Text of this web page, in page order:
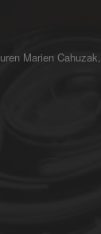
Marien Cahuzak,